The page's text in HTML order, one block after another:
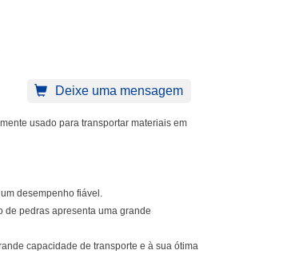
Deixe uma mensagem
usado para transportar materiais em
desempenho fiável.
de pedras apresenta uma grande
capacidade de transporte e à sua ótima